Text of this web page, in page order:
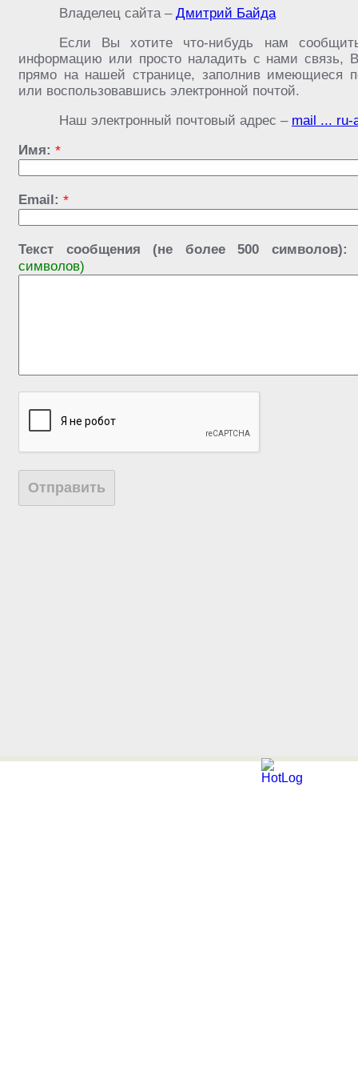
Владелец сайта – Дмитрий Байда
Если Вы хотите что-нибудь нам
информацию или просто наладить с нами связь,
прямо на нашей странице, заполнив имеющиеся
или воспользовавшись электронной почтой.
Наш электронный почтовый адрес – mail ... ru-
Имя: *
Email: *
Текст сообщения (не более 500 символов):
символов)